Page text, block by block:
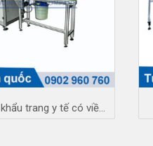
Máy dập quai khẩu trang y tế có viền TDQ